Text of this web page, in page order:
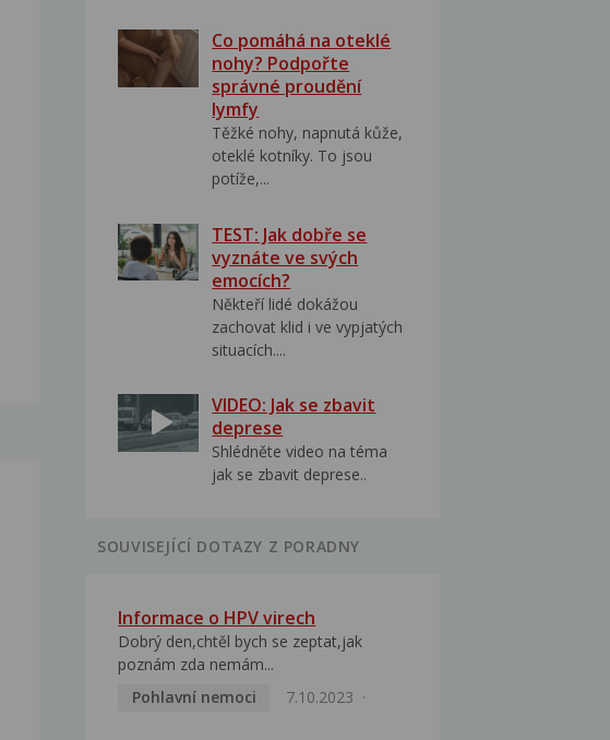
Co pomáhá na oteklé
nohy? Podpořte
správné proudění
lymfy
Těžké nohy, napnutá kůže,
oteklé kotníky. To jsou
potíže,...
TEST: Jak dobře se
vyznáte ve svých
emocích?
Někteří lidé dokážou
zachovat klid i ve vypjatých
situacích....
VIDEO: Jak se zbavit
deprese
Shlédněte video na téma
jak se zbavit deprese..
SOUVISEJÍCÍ DOTAZY Z PORADNY
Informace o HPV virech
Dobrý den,chtěl bych se zeptat,jak
poznám zda nemám...
Pohlavní nemoci
7.10.2023